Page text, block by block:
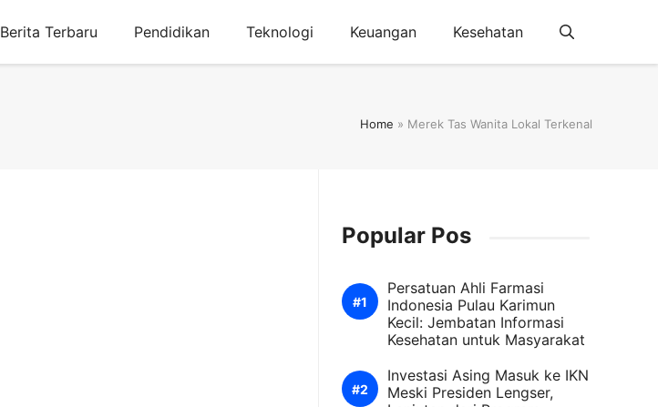
Berita Terbaru Pendidikan Teknologi Keuangan Kesehatan
Home » Merek Tas Wanita Lokal Terkenal
Popular Pos
Persatuan Ahli Farmasi
Indonesia Pulau Karimun
Kecil: Jembatan Informasi
Kesehatan untuk Masyarakat
Investasi Asing Masuk ke IKN
Meski Presiden Lengser,